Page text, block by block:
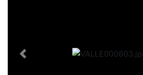
Previous